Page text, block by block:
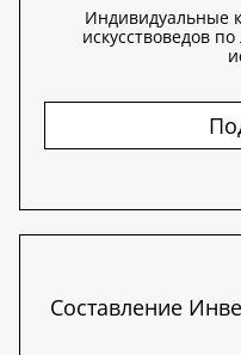
Индивидуальные
искусствоведов
Составление